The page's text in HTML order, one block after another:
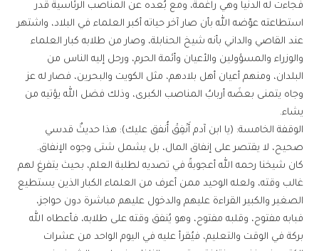
فجاءت له الدنيا وهي راغمة، ومع بُعده عن المناصب الرئاسية قدر
استطاعته عوّضه الله بأن صار آخر حياته أكبر العلماء في البلاد، واشتهر
عند القاصي والداني بأنه شيخ الحنابلة، وصار من طلابه كبار العلماء
والوزراء والمسؤولين والأعيان وأئمة الحرم، ورحل إليه الناس من
البلدان، ومنهم أعيان أهل بلادهم، مثل الكويت والبحرين، فصار له عز
وجاه يتمنى بعضَه أربابُ المناصب الكبرى، وذلك فضل الله يؤتيه من
يشاء.
الوقفة الخامسة: (يا ابن آدم أَنْفِقْ أُنفق عليك): هذا حديثٌ قدسي
صحيح، لا يقتصر على إنفاق المال، بل يشمل شتى وجوه الإنفاق.
كان شيخنا رحمه الله أعجوبةً في تصديه لطلبة العلم، بحيث يتفرغ لهم
غالب وقته، ولعله الوحيد ممن أعرف من العلماء الكبار الذين يستطيع
الصغير والكبير القراءة عليهم والدخول عليهم مباشرة دون حواجز،
فبابه مفتوح، وقلبه مفتوح، وهو يُنفق وقته على طلابه، فأعطاه الله
بركة في الوقت والتعليم، فيُقرأ عليه في اليوم الواحد من عشرات